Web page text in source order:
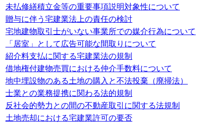
未払修繕積立金等の重要事項説明対象性について
贈与に伴う宅建業法上の責任の検討
宅地建物取引士がいない事業所での媒介行為について
「居室」として広告可能な間取りについて
紹介料支払に関する宅建業法の規制
借地権付建物売買における仲介手数料について
地中埋設物のある土地の購入と不法投棄（廃掃法）
士業との業務提携に関わる法的規制
反社会的勢力との間の不動産取引に関する法規制
土地売却における宅建業許可の要否